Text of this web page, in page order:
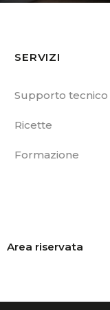
SERVIZI
Supporto tecnico
Ricette
Formazione
Area riservata